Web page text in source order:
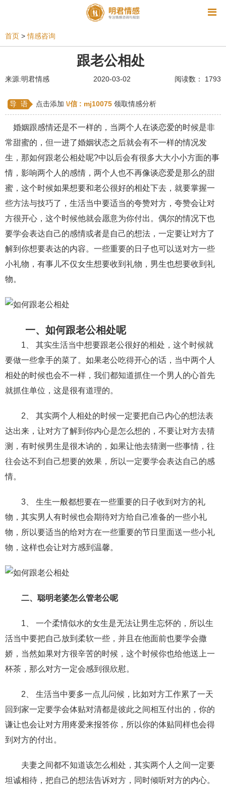
同性恋 恋爱技巧
挽救婚姻 星座情感 离婚 心情
姻缘测试 分娩
水瓶座男生 摩羯座男生 射手座男生
天蝎座男生 天秤座男生 处女座男生
爱情诗句 狮子座男生 爱情歌曲 爱情图片
爱情小说 巨蟹座男生 爱情电影 双子座男生
不和 金牛座男生 白羊座男生 吵架
财产分割 外遇 分手 第三者 心态
变心 感人 伤感 婚姻问题 脾气
十二生肖
异地恋 明星 气质
化妆 挽留前任 避孕 挽回男友 孕妇食谱
挽回老公 产检 家庭暴力 孕中期
经营婚姻 婚姻修复
备孕 产后恢复 减肥 月子 婴儿辅食
产妇食谱 同性恋 交往 搭讪 光棍节
首页 > 情感咨询
跟老公相处
来源:明君情感 2020-03-02 阅读数： 1793
导 语 点击添加 \/信 : mj10075 领取情感分析
婚姻跟感情还是不一样的，当两个人在谈恋爱的时候是非
常甜蜜的，但一进了婚姻状态之后就会有不一样的情况发
生，那如何跟老公相处呢?中以后会有很多大大小小方面的事
情，影响两个人的感情，两个人也不再像谈恋爱是那么的甜
蜜，这个时候如果想要和老公很好的相处下去，就要掌握一
些方法与技巧了，生活当中要适当的夸赞对方，夸赞会让对
方很开心，这个时候他就会愿意为你付出。偶尔的情况下也
要学会表达自己的感情或者是自己的想法，一定要让对方了
解到你想要表达的内容。一些重要的日子也可以送对方一些
小礼物，有事儿不仅女生想要收到礼物，男生也想要收到礼
物。
一、如何跟老公相处呢
1、 其实生活当中想要跟老公很好的相处，这个时候就
要做一些拿手的菜了。如果老公吃得开心的话，当中两个人
相处的时候也会不一样，我们都知道抓住一个男人的心首先
就抓住单位，这是很有道理的。
2、 其实两个人相处的时候一定要把自己内心的想法表
达出来，让对方了解到你内心是怎么想的，不要让对方去猜
测，有时候男生是很木讷的，如果让他去猜测一些事情，往
往会达不到自己想要的效果，所以一定要学会表达自己的感
情。
3、 生生一般都想要在一些重要的日子收到对方的礼
物，其实男人有时候也会期待对方给自己准备的一些小礼
物，所以要适当的给对方在一些重要的节日里面送一些小礼
物，这样也会让对方感到温馨。
二、聪明老婆怎么管老公呢
1、 一个柔情似水的女生是无法让男生忘怀的，所以生
活当中要把自己放到柔软一些，并且在他面前也要学会撒
娇，当然如果对方很辛苦的时候，这个时候你也给他送上一
杯茶，那么对方一定会感到很欣慰。
2、 生活当中要多一点儿问候，比如对方工作累了一天
回到家一定要学会体贴对清都是彼此之间相互付出的，你的
谦让也会让对方用疼爱来报答你，所以你的体贴同样也会得
到对方的付出。
夫妻之间都不知道该怎么相处，其实两个人之间一定要
坦诚相待，把自己的想法告诉对方，同时倾听对方的内心。